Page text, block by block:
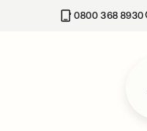
0800 368 8930